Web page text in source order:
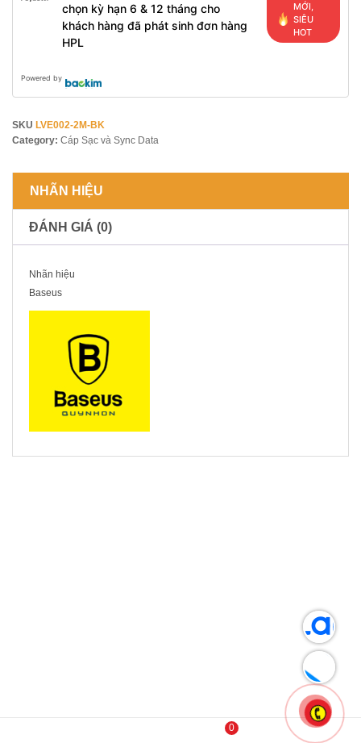
chọn kỳ hạn 6 & 12 tháng cho
khách hàng đã phát sinh đơn hàng
HPL
MỚI,
SIÊU
HOT
Powered by
SKU LVE002-2M-BK
Category: Cáp Sạc và Sync Data
NHÃN HIỆU
ĐÁNH GIÁ (0)
Nhãn hiệu
Baseus
0